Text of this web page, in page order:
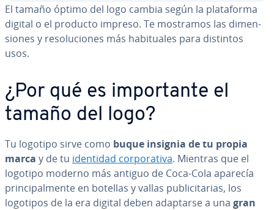
El tamaño óptimo del logo cambia según la pla­ta­fo­r­ma
digital o el producto impreso. Te mostramos las di­me­n­
sio­nes y re­so­lu­cio­nes más ha­bi­tua­les para distintos
usos.
¿Por qué es im­po­r­ta­n­te el
tamaño del logo?
Tu logotipo sirve como buque insignia de tu propia
marca y de tu identidad co­r­po­ra­ti­va. Mientras que el
logotipo moderno más antiguo de Coca-Cola aparecía
pri­n­ci­pa­l­me­n­te en botellas y vallas pu­bli­ci­ta­rias, los
logotipos de la era digital deben adaptarse a una gran